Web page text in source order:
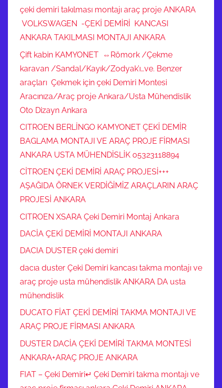
çeki demiri takılması montajı araç proje ANKARA
VOLKSWAGEN -ÇEKİ DEMİRİ KANCASI
ANKARA TAKILMASI MONTAJI ANKARA
Çift kabin KAMYONET ⇔Römork /Çekme
karavan /Sandal/Kayık/Zodyak’ı…ve. Benzer
araçları Çekmek için çeki Demiri Montesi
Aracınıza/Araç proje Ankara/Usta Mühendislik
Oto Dizayn Ankara
CITROEN BERLİNGO KAMYONET ÇEKİ DEMİR
BAGLAMA MONTAJI VE ARAÇ PROJE FİRMASI
ANKARA USTA MÜHENDİSLİK 05323118894
CİTROEN ÇEKİ DEMİRİ ARAÇ PROJESİ+++
AŞAĞIDA ÖRNEK VERDİĞİMİZ ARAÇLARIN ARAÇ
PROJESİ ANKARA
CITROEN XSARA Çeki Demiri Montaj Ankara
DACİA ÇEKİ DEMİRİ MONTAJI ANKARA
DACIA DUSTER çeki demiri
dacıa duster Çeki Demiri kancası takma montajı ve
araç proje usta mühendislik ANKARA DA usta
mühendislik
DUCATO FİAT ÇEKİ DEMİRİ TAKMA MONTAJI VE
ARAÇ PROJE FİRMASI ANKARA
DUSTER DACİA ÇEKİ DEMİRİ TAKMA MONTESİ
ANKARA+ARAÇ PROJE ANKARA
FIAT – Çeki Demiri↵ Çeki Demiri takma montajı ve